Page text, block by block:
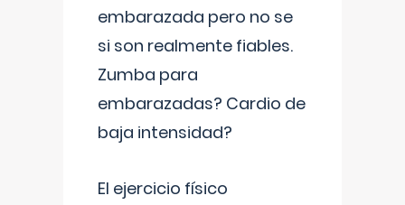
embarazada pero no se
si son realmente fiables.
Zumba para
embarazadas? Cardio de
baja intensidad?
El ejercicio físico